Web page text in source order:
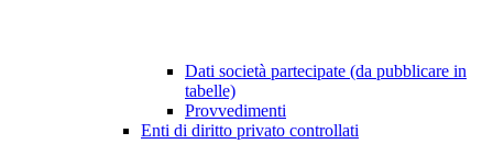
Dati società partecipate (da pubblicare in
tabelle)
Provvedimenti
Enti di diritto privato controllati